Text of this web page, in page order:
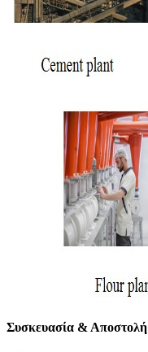
Συσκευασία & Αποστολή